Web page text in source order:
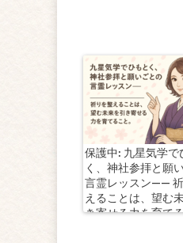
保護中: 九星気学で
く、神社参拝と願
言霊レッスン——
えることは、望む
き寄せる力を育て